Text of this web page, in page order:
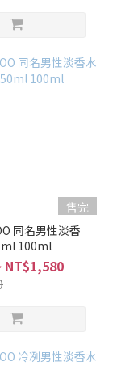
售完
同名男性淡香
100ml
NT$1,580